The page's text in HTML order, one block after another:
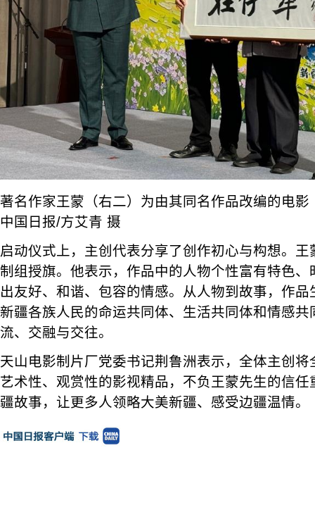
著名作家王蒙（右二）为由其同名作品改编的电
中国日报/方艾青 摄
启动仪式上，主创代表分享了创作初心与构想。
制组授旗。他表示，作品中的人物个性富有特色
出友好、和谐、包容的情感。从人物到故事，作
新疆各族人民的命运共同体、生活共同体和情感共
流、交融与交往。
天山电影制片厂党委书记荆鲁洲表示，全体主创
艺术性、观赏性的影视精品，不负王蒙先生的信
疆故事，让更多人领略大美新疆、感受边疆温情。